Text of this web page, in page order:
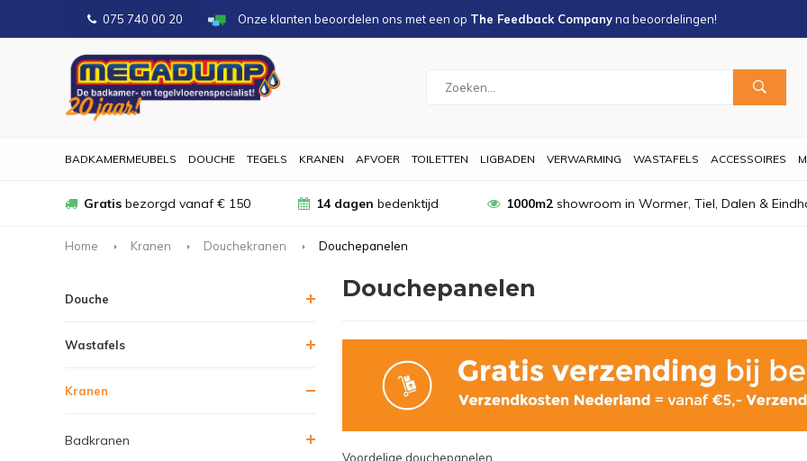
075 740 00 20 Onze klanten beoordelen ons met een op The Feedback Companyna beoordelingen!
BADKAMERMEUBELS DOUCHE TEGELS KRANEN AFVOER TOILETTEN LIGBADEN VERWARMING WASTAFELS ACCESSOIRES
Gratis bezorgd vanaf € 150 14 dagen bedenktijd 1000m2showroom in Wormer, Tiel, Dalen &
Home Kranen Douchekranen Douchepanelen
Douche
Wastafels
Kranen
Badkranen
Douchepanelen
Voordelige douchepanelen